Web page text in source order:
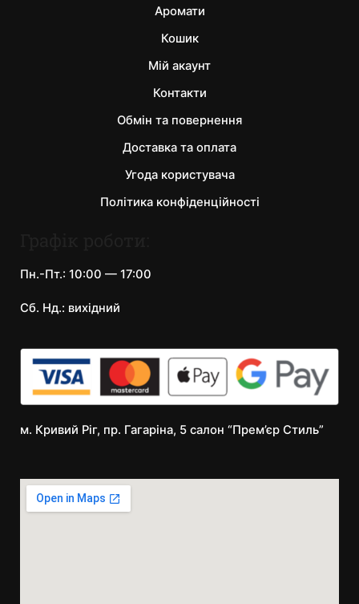
Аромати
Кошик
Мій акаунт
Контакти
Обмін та повернення
Доставка та оплата
Угода користувача
Політика конфіденційності
Пн.-Пт.: 10:00 — 17:00
Сб. Нд.: вихідний
м. Кривий Ріг, пр. Гагаріна, 5 салон “Прем’єр Стиль”